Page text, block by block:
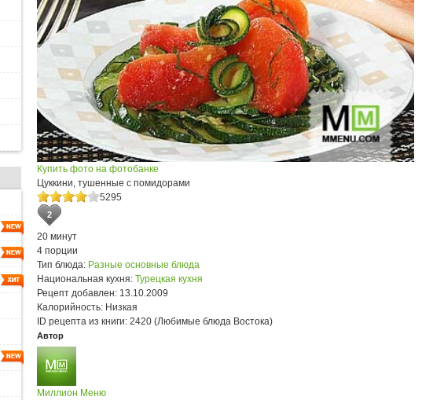
Купить фото на фотобанке
Цуккини, тушенные с помидорами
5295
2
20 минут
4 порции
Тип блюда: Разные основные блюда
Национальная кухня: Турецкая кухня
Рецепт добавлен: 13.10.2009
Калорийность: Низкая
ID рецепта из книги: 2420 (Любимые блюда Востока)
Автор
Миллион Меню